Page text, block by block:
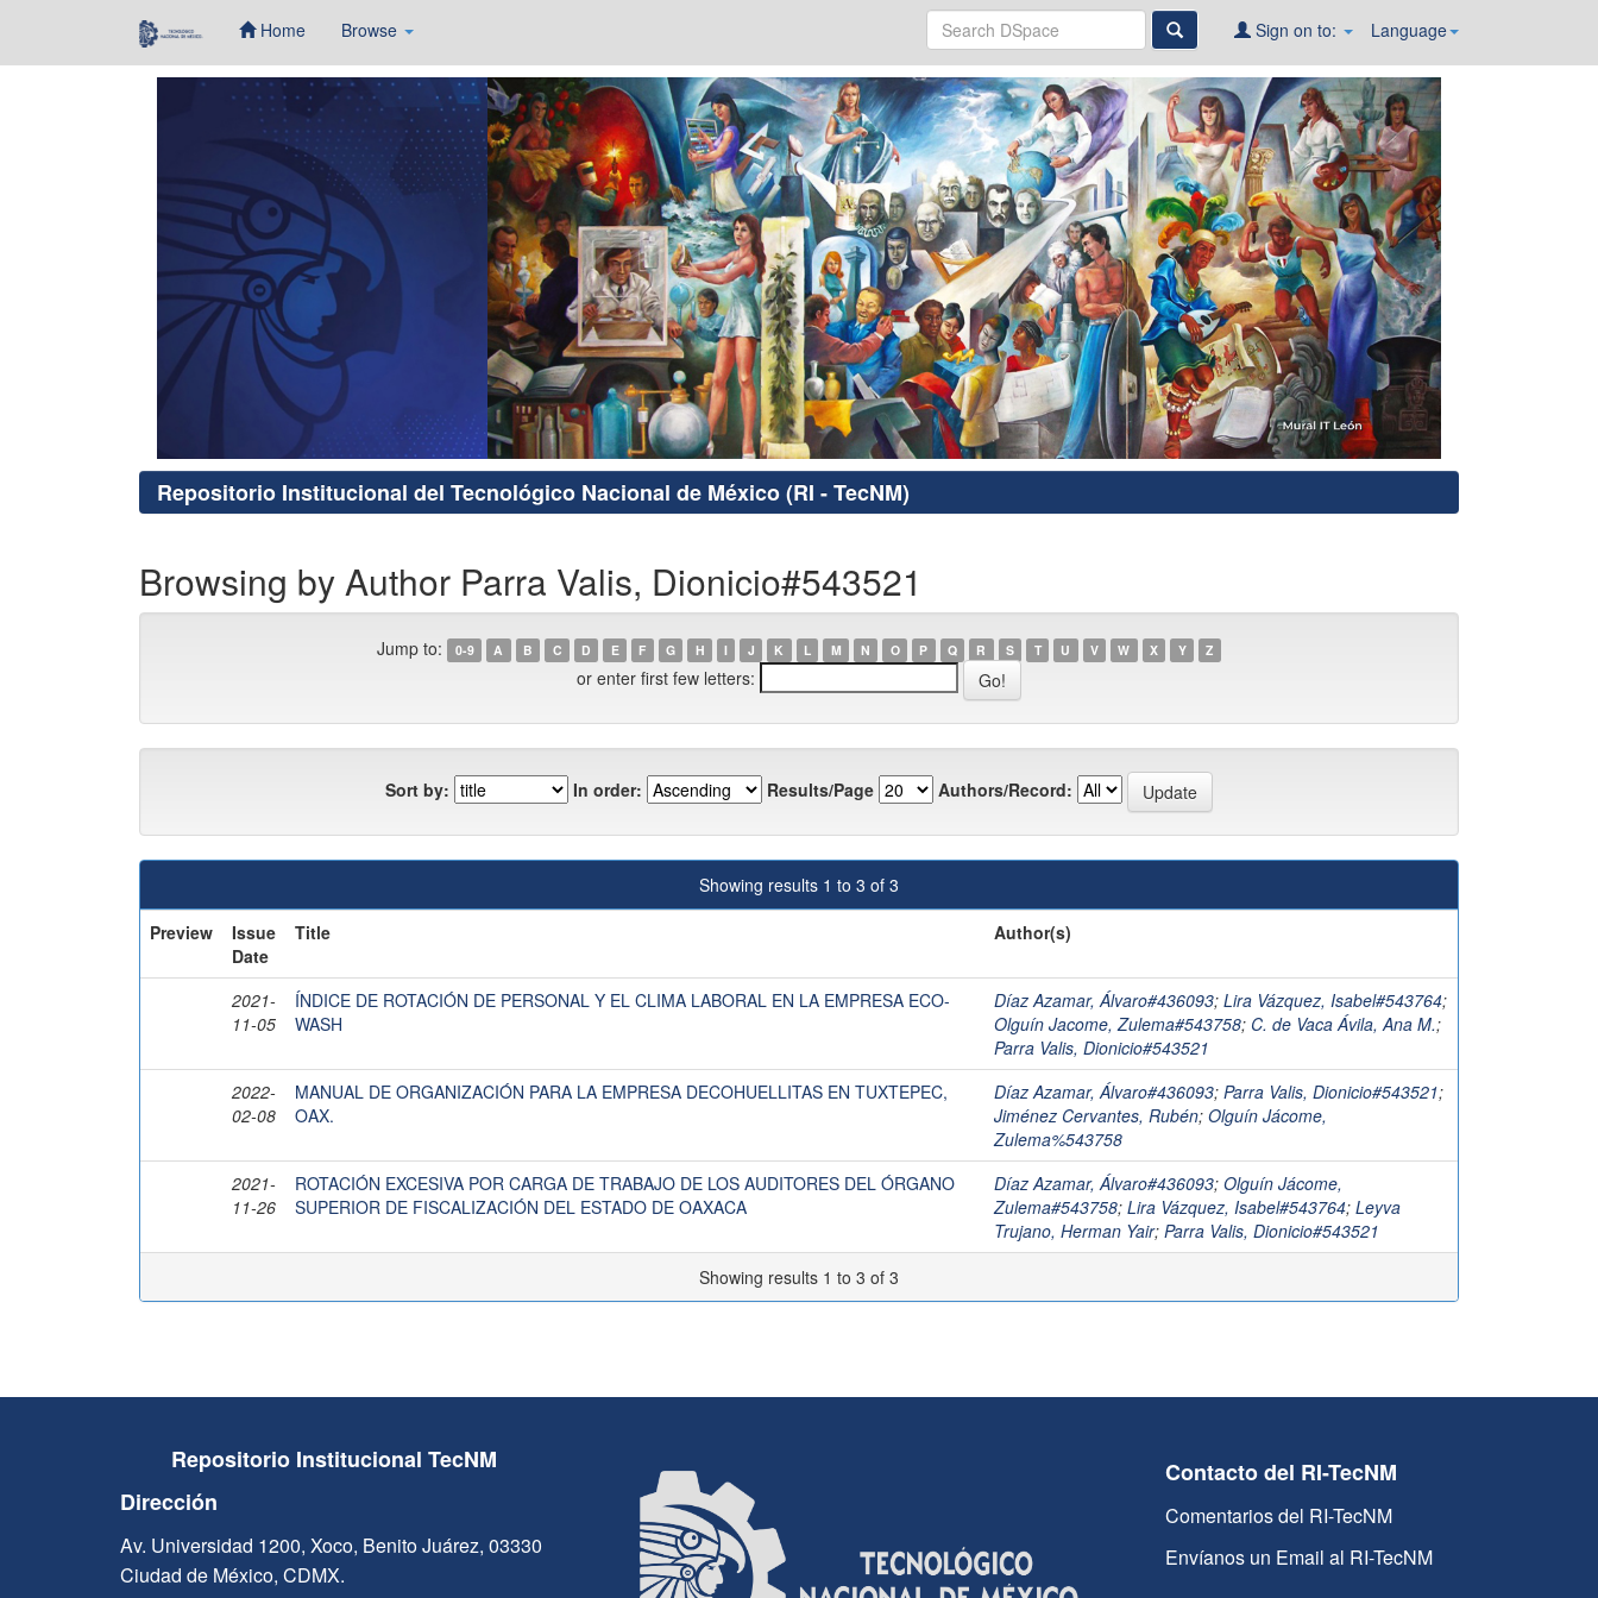
Home Browse Language
Sign on to:
Repositorio Institucional del Tecnológico Nacional de México (RI - TecNM)
Browsing by Author Parra Valis, Dionicio#543521
Jump to: 0-9 A B C D E F G H I J K L M N O P Q R S T U V W X Y Z
or enter first few letters:
Sort by: In order: Results/Page Authors/Record:
Showing results 1 to 3 of 3
Preview
Issue
Date
Title Author(s)
2021-
11-05
ÍNDICE DE ROTACIÓN DE PERSONAL Y EL CLIMA LABORAL EN LA EMPRESA ECO-
WASH
Díaz Azamar, Álvaro#436093; Lira Vázquez, Isabel#543764;
Olguín Jacome, Zulema#543758; C. de Vaca Ávila, Ana M.;
Parra Valis, Dionicio#543521
2022-
02-08
MANUAL DE ORGANIZACIÓN PARA LA EMPRESA DECOHUELLITAS EN TUXTEPEC,
OAX.
Díaz Azamar, Álvaro#436093; Parra Valis, Dionicio#543521;
Jiménez Cervantes, Rubén; Olguín Jácome,
Zulema%543758
2021-
11-26
ROTACIÓN EXCESIVA POR CARGA DE TRABAJO DE LOS AUDITORES DEL ÓRGANO
SUPERIOR DE FISCALIZACIÓN DEL ESTADO DE OAXACA
Díaz Azamar, Álvaro#436093; Olguín Jácome,
Zulema#543758; Lira Vázquez, Isabel#543764; Leyva
Trujano, Herman Yair; Parra Valis, Dionicio#543521
Showing results 1 to 3 of 3
Repositorio Institucional TecNM
Dirección
Av. Universidad 1200, Xoco, Benito Juárez, 03330
Ciudad de México, CDMX.
Contacto del RI-TecNM
Comentarios del RI-TecNM
Envíanos un Email al RI-TecNM